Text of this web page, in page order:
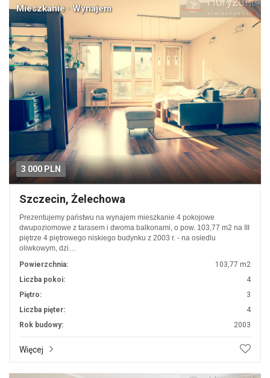
3 000 PLN
Mieszkanie · Wynajem
Szczecin, Żelechowa
Prezentujemy państwu na wynajem mieszkanie 4 pokojowe
dwupoziomowe z tarasem i dwoma balkonami, o pow. 103,77 m2 na III
piętrze 4 piętrowego niskiego budynku z 2003 r. - na osiedlu
oliwkowym, dzi…
Powierzchnia:
103,77 m2
Liczba pokoi:
4
Piętro:
3
Liczba pięter:
4
Rok budowy:
2003
Więcej